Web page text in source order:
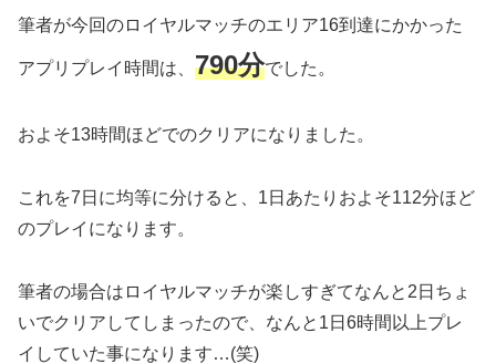
筆者が今回のロイヤルマッチのエリア16到達にかかった
アプリプレイ時間は、 790分でした。
およそ13時間ほどでのクリアになりました。
これを7日に均等に分けると、1日あたりおよそ112分ほど
のプレイになります。
筆者の場合はロイヤルマッチが楽しすぎてなんと2日ちょ
いでクリアしてしまったので、なんと1日6時間以上プレ
イしていた事になります…(笑)